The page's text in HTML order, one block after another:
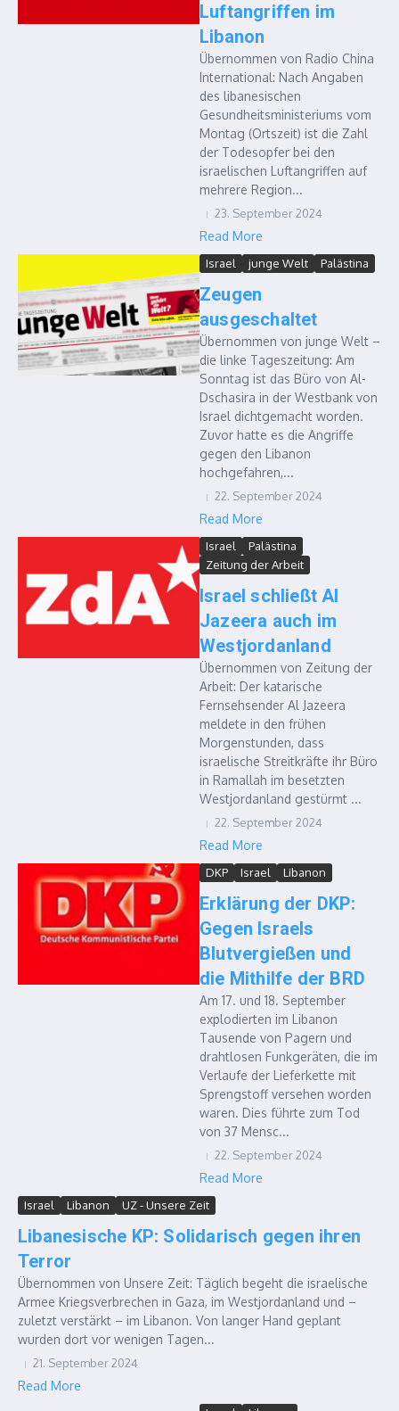
Luftangriffen im
Libanon
Übernommen von Radio China
International: Nach Angaben
des libanesischen
Gesundheitsministeriums vom
Montag (Ortszeit) ist die Zahl
der Todesopfer bei den
israelischen Luftangriffen auf
mehrere Region...
23. September 2024
Read More
Israel junge Welt Palästina
Zeugen
ausgeschaltet
Übernommen von junge Welt –
die linke Tageszeitung: Am
Sonntag ist das Büro von Al-
Dschasira in der Westbank von
Israel dichtgemacht worden.
Zuvor hatte es die Angriffe
gegen den Libanon
hochgefahren,...
22. September 2024
Read More
Israel
Palästina
Zeitung der Arbeit
Israel schließt Al
Jazeera auch im
Westjordanland
Übernommen von Zeitung der
Arbeit: Der katarische
Fernsehsender Al Jazeera
meldete in den frühen
Morgenstunden, dass
israelische Streitkräfte ihr Büro
in Ramallah im besetzten
Westjordanland gestürmt ...
22. September 2024
Read More
DKP Israel Libanon
Erklärung der DKP:
Gegen Israels
Blutvergießen und
die Mithilfe der BRD
Am 17. und 18. September
explodierten im Libanon
Tausende von Pagern und
drahtlosen Funkgeräten, die im
Verlaufe der Lieferkette mit
Sprengstoff versehen worden
waren. Dies führte zum Tod
von 37 Mensc...
22. September 2024
Read More
Israel Libanon UZ - Unsere Zeit
Libanesische KP: Solidarisch gegen ihren
Terror
Übernommen von Unsere Zeit: Täglich begeht die israelische
Armee Kriegsverbrechen in Gaza, im Westjordanland und –
zuletzt verstärkt – im Libanon. Von langer Hand geplant
wurden dort vor wenigen Tagen...
21. September 2024
Read More